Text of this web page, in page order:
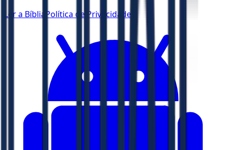
Ler a Bíblia Política de Privacidade